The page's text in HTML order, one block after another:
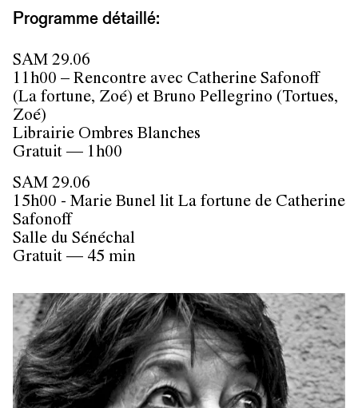
Programme détaillé:
SAM 29.06
11h00 – Rencontre avec Catherine Safonoff
(La fortune, Zoé) et Bruno Pellegrino (Tortues,
Zoé)
Librairie Ombres Blanches
Gratuit — 1h00
SAM 29.06
15h00 - Marie Bunel lit La fortune de Catherine
Safonoff
Salle du Sénéchal
Gratuit — 45 min